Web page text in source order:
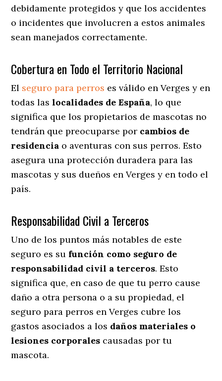
debidamente protegidos y que los accidentes
o incidentes que involucren a estos animales
sean manejados correctamente.
Cobertura en Todo el Territorio Nacional
El seguro para perros es válido en Verges y en
todas laslocalidades de España, lo que
significa que los propietarios de mascotas no
tendrán que preocuparse por cambios de
residencia o aventuras con sus perros. Esto
asegura una protección duradera para las
mascotas y sus dueños en Verges y en todo el
país.
Responsabilidad Civil a Terceros
Uno de los puntos más notables de este
seguro es su función como seguro de
responsabilidad civil a terceros. Esto
significa que, en caso de que tu perro cause
daño a otra persona o a su propiedad, el
seguro para perros en Verges cubre los
gastos asociados a los daños materiales o
lesiones corporales causadas por tu
mascota.